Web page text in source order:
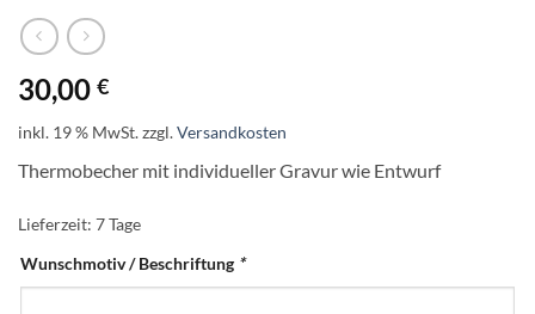
30,00 €
inkl. 19 % MwSt.zzgl.Versandkosten
Thermobecher mit individueller Gravur wie Entwurf
Lieferzeit: 7 Tage
Wunschmotiv / Beschriftung *